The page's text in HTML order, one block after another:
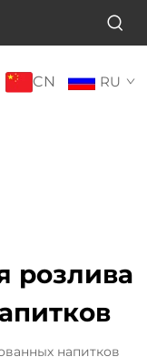
CN RU
розлива
напитков